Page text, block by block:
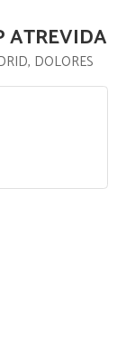
ATREVIDA
DOLORES